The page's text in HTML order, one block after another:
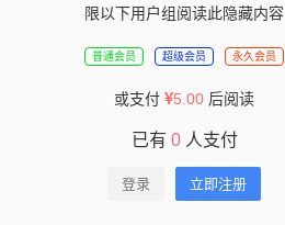
限以下用户组阅读此隐藏内容
普通会员 超级会员 永久会员
或支付 5.00 后阅读
已有 0人支付
登录 立即注册